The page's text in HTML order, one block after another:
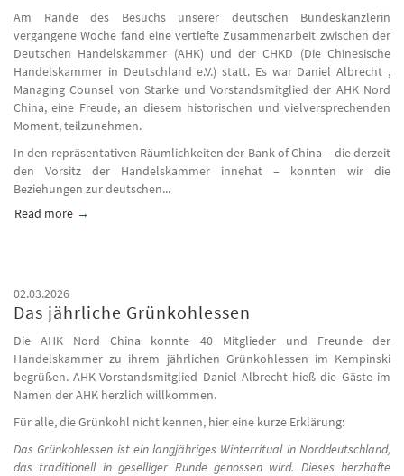
Am Rande des Besuchs unserer deutschen Bundeskanzlerin
vergangene Woche fand eine vertiefte Zusammenarbeit zwischen der
Deutschen Handelskammer (AHK) und der CHKD (Die Chinesische
Handelskammer in Deutschland e.V.) statt. Es war Daniel Albrecht ,
Managing Counsel von Starke und Vorstandsmitglied der AHK Nord
China, eine Freude, an diesem historischen und vielversprechenden
Moment, teilzunehmen.
In den repräsentativen Räumlichkeiten der Bank of China – die derzeit
den Vorsitz der Handelskammer innehat – konnten wir die
Beziehungen zur deutschen...
Read more about Kooperationsvereinbarung zwischen CHKD und AHK
02.03.2026
Das jährliche Grünkohlessen
Die AHK Nord China konnte 40 Mitglieder und Freunde der
Handelskammer zu ihrem jährlichen Grünkohlessen im Kempinski
begrüßen. AHK-Vorstandsmitglied Daniel Albrecht hieß die Gäste im
Namen der AHK herzlich willkommen.
Für alle, die Grünkohl nicht kennen, hier eine kurze Erklärung:
Das Grünkohlessen ist ein langjähriges Winterritual in Norddeutschland,
das traditionell in geselliger Runde genossen wird. Dieses herzhafte